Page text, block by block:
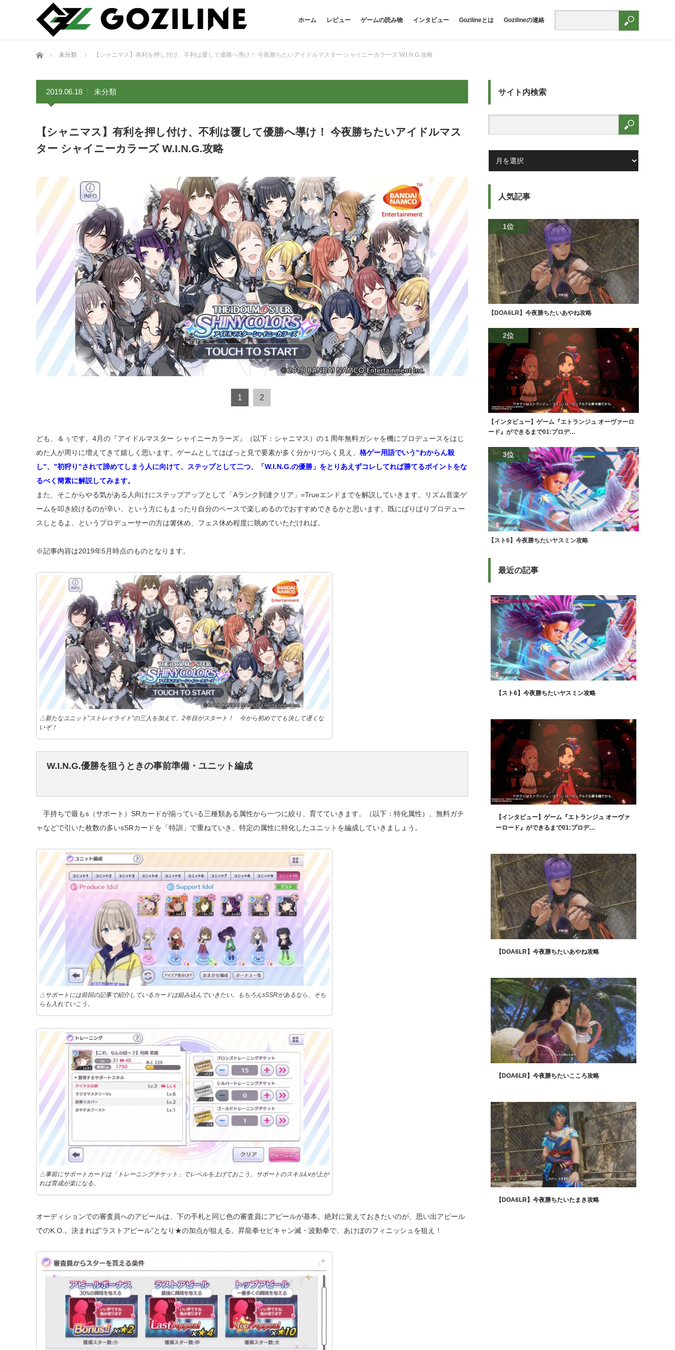
ホーム レビュー ゲームの読み物 インタビュー Gozilineとは Gozilineの連絡
ホーム 未分類 【シャニマス】有利を押し付け、不利は覆して優勝へ導け！ 今夜勝ちたいアイドルマスター シャイニーカラーズ W.I.N.G.攻略
2019.06.18 未分類
【シャニマス】有利を押し付け、不利は覆して優勝へ導け！ 今夜勝ちたいアイドルマス
ター シャイニーカラーズ W.I.N.G.攻略
1 2
ども、＆ぅです。4月の『アイドルマスター シャイニーカラーズ』（以下：シャニマス）の１周年無料ガシャを機にプロデュースをはじ
めた人が周りに増えてきて嬉しく思います。ゲームとしてはぱっと見で要素が多く分かりづらく見え、 格ゲー用語でいう”わからん殺
し”、”初狩り”されて諦めてしまう人に向けて、ステップとして二つ、「W.I.N.G.の優勝」をとりあえずコレしてれば勝てるポイントをな
るべく簡素に解説してみます。
また、そこからやる気がある人向けにステップアップとして「Aランク到達クリア」=Trueエンドまでを解説していきます。リズム音楽ゲ
ームを叩き続けるのが辛い、という方にもまったり自分のペースで楽しめるのでおすすめできるかと思います。既にばりばりプロデュー
スしとるよ、というプロデューサーの方は箸休め、フェス休め程度に眺めていただければ。
※記事内容は2019年5月時点のものとなります。
△新たなユニット”ストレイライト”の三人を加えて、2年目がスタート！ 今から初めてても決して遅くな
いぞ！
W.I.N.G.優勝を狙うときの事前準備・ユニット編成
手持ちで最もs（サポート）SRカードが揃っている三種類ある属性から一つに絞り、育てていきます。（以下：特化属性）。無料ガチ
ャなどで引いた枚数の多いsSRカードを「特訓」で重ねていき、特定の属性に特化したユニットを編成していきましょう。
△サポートには前回の記事で紹介しているカードは組み込んでいきたい。もちろんsSSRがあるなら、そち
らも入れていこう。
△事前にサポートカードは「トレーニングチケット」でレベルを上げておこう。サポートのスキルLvが上が
れば育成が楽になる。
オーディションでの審査員へのアピールは、下の手札と同じ色の審査員にアピールが基本。絶対に覚えておきたいのが、思い出アピール
でのK.O.。決まれば”ラストアピール”となり★の加点が狙える。昇龍拳セビキャン滅・波動拳で、あけぼのフィニッシュを狙え！
サイト内検索
人気記事
1位
【DOA6LR】今夜勝ちたいあやね攻略
2位
【インタビュー】ゲーム『エトランジュ オーヴァーロ
ード』ができるまで01:プロデ…
3位
【スト6】今夜勝ちたいヤスミン攻略
最近の記事
【スト6】今夜勝ちたいヤスミン攻略
【インタビュー】ゲーム『エトランジュ オーヴァ
ーロード』ができるまで01:プロデ…
【DOA6LR】今夜勝ちたいあやね攻略
【DOA6LR】今夜勝ちたいこころ攻略
【DOA6LR】今夜勝ちたいたまき攻略